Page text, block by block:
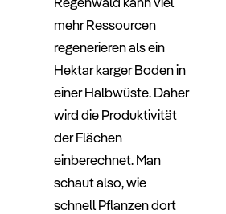
mehr Ressourcen
regenerieren als ein
Hektar karger Boden in
einer Halbwüste. Daher
wird die Produktivität
der Flächen
einberechnet. Man
schaut also, wie
schnell Pflanzen dort